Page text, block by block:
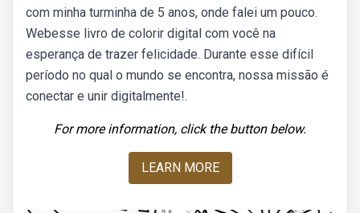
com minha turminha de 5 anos, onde falei um pouco.
Webesse livro de colorir digital com você na
esperança de trazer felicidade. Durante esse difícil
período no qual o mundo se encontra, nossa missão é
conectar e unir digitalmente!.
For more information, click the button below.
LEARN MORE